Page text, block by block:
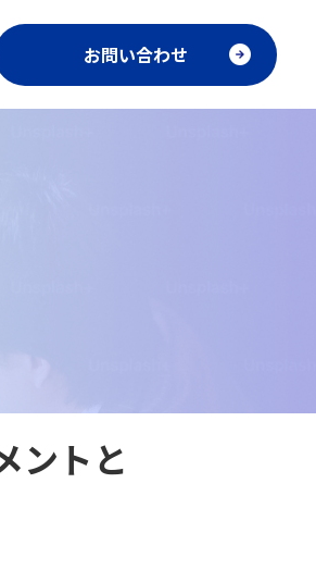
お問い合わせ
ントと